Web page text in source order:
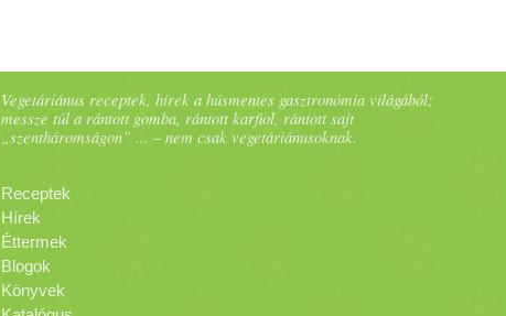
Vegetáriánus receptek, hírek a húsmentes gasztronómia világából;
messze túl a rántott gomba, rántott karfiol, rántott sajt
„szentháromságon” ... – nem csak vegetáriánusoknak.
Receptek
Hírek
Éttermek
Blogok
Könyvek